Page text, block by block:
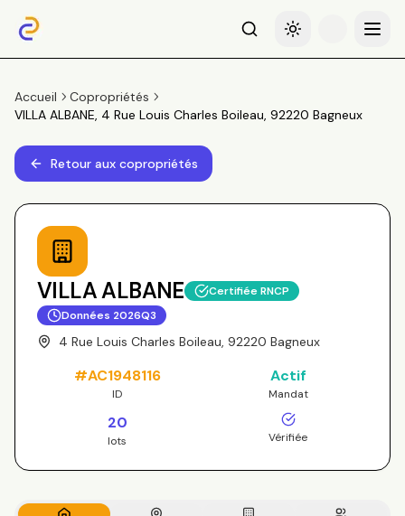
RechercheBasculer le thème
Menu
Accueil
Copropriétés
VILLA ALBANE, 4 Rue Louis Charles Boileau, 92220 Bagneux
Retour aux copropriétés
VILLA ALBANE
Certifiée RNCP
Données 2026Q3
4 Rue Louis Charles Boileau, 92220 Bagneux
#AC1948116
ID
Actif
Mandat
20
lots Vérifiée